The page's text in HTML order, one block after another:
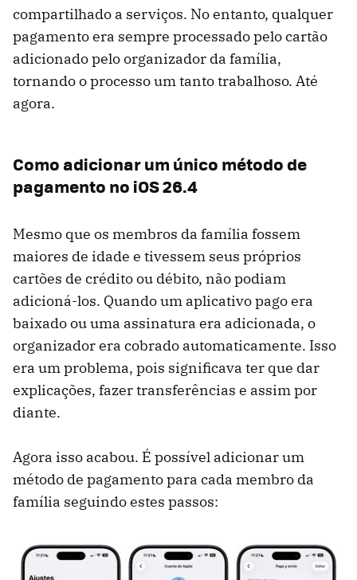
compartilhado a serviços. No entanto, qualquer
pagamento era sempre processado pelo cartão
adicionado pelo organizador da família,
tornando o processo um tanto trabalhoso. Até
agora.
Como adicionar um único método de
pagamento no iOS 26.4
Mesmo que os membros da família fossem
maiores de idade e tivessem seus próprios
cartões de crédito ou débito, não podiam
adicioná-los. Quando um aplicativo pago era
baixado ou uma assinatura era adicionada, o
organizador era cobrado automaticamente. Isso
era um problema, pois significava ter que dar
explicações, fazer transferências e assim por
diante.
Agora isso acabou. É possível adicionar um
método de pagamento para cada membro da
família seguindo estes passos: